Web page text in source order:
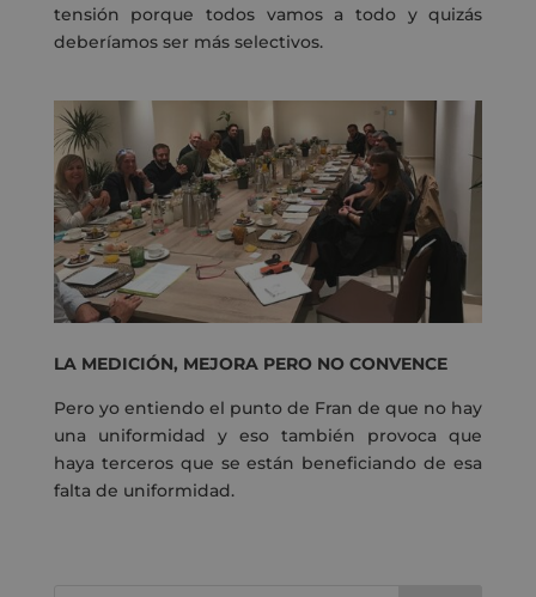
tensión porque todos vamos a todo y quizás
deberíamos ser más selectivos.
LA MEDICIÓN, MEJORA PERO NO CONVENCE
Pero yo entiendo el punto de Fran de que no hay
una uniformidad y eso también provoca que
haya terceros que se están beneficiando de esa
falta de uniformidad.